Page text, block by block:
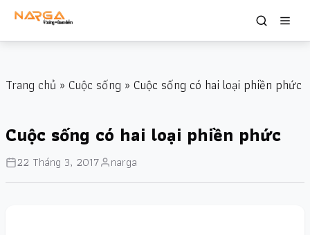
Trang chủ » Cuộc sống » Cuộc sống có hai loại phiền phức
Cuộc sống có hai loại phiền phức
22 Tháng 3, 2017 narga